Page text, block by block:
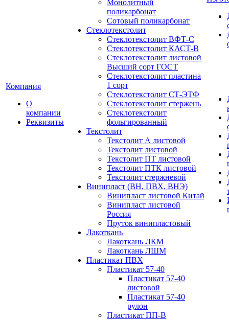
Компания
О
компании
Реквизиты
Монолитный
поликарбонат
Сотовый поликарбонат
Стеклотекстолит
Стеклотекстолит ВФТ-С
Стеклотекстолит КАСТ-В
Стеклотекстолит листовой
Высший сорт ГОСТ
Стеклотекстолит пластина
1 сорт
Стеклотекстолит СТ-ЭТФ
Стеклотекстолит стержень
Стеклотекстолит
фольгированный
Текстолит
Текстолит А листовой
Текстолит листовой
Текстолит ПТ листовой
Текстолит ПТК листовой
Текстолит стержневой
Винипласт (ВН, ПВХ, ВНЭ)
Винипласт листовой Китай
Винипласт листовой
Россия
Пруток винипластовый
Лакоткань
Лакоткань ЛКМ
Лакоткань ЛШМ
Пластикат ПВХ
Пластикат 57-40
Пластикат 57-40
листовой
Пластикат 57-40
рулон
Пластикат ПП-В